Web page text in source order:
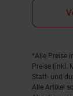
*Alle Preise
Preise (inkl.
Statt- und
Alle Artikel